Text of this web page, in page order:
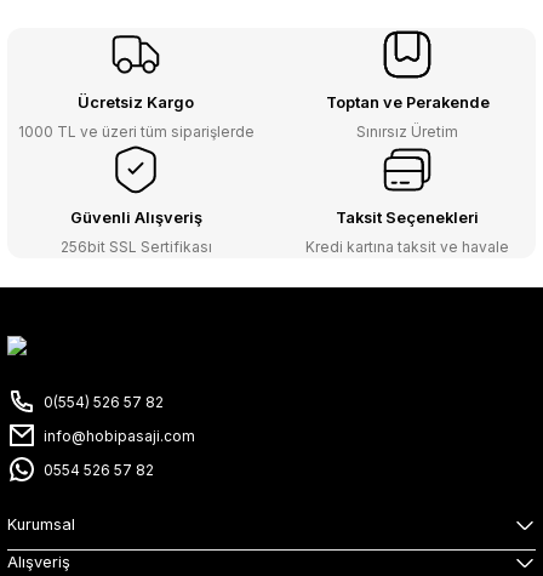
Ücretsiz Kargo
1000 TL ve üzeri tüm siparişlerde
Toptan ve Perakende
Sınırsız Üretim
Güvenli Alışveriş
256bit SSL Sertifikası
Taksit Seçenekleri
Kredi kartına taksit ve havale
0(554) 526 57 82
info@hobipasaji.com
0554 526 57 82
Kurumsal
Alışveriş